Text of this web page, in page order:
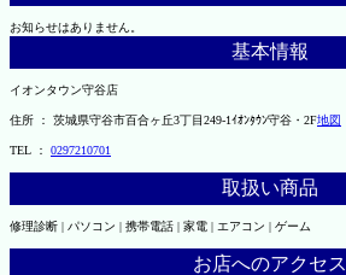
お知らせはありません。
基本情報
イオンタウン守谷店
住所 ： 茨城県守谷市百合ヶ丘3丁目249-1ｲｵﾝﾀｳﾝ守谷・2F地図
TEL ： 0297210701
取扱い商品
修理診断 | パソコン | 携帯電話 | 家電 | エアコン | ゲーム
お店へのアクセス